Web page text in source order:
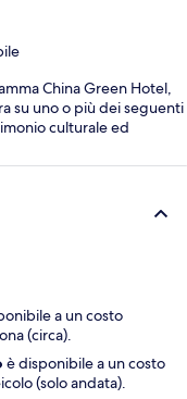
China Green Hotel,
su uno o più dei seguenti
culturale ed
a un costo
(circa).
è disponibile a un costo
(solo andata).